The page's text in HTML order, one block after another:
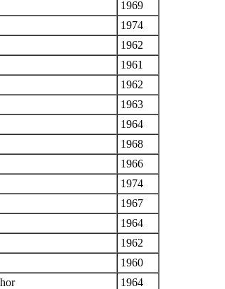
1969
1974
1962
1961
1962
1963
1964
1968
1966
1974
1967
1964
1962
1960
1964